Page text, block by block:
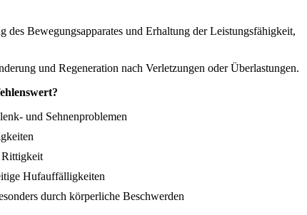
des Bewegungsapparates und Erhaltung der Leistungsfähigkeit,
und Regeneration nach Verletzungen oder Überlastungen.
und Sehnenproblemen
Rittigkeit
Hufauffälligkeiten
durch körperliche Beschwerden